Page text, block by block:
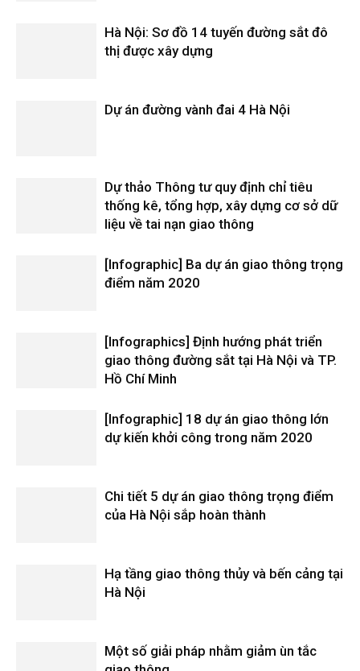
Hà Nội: Sơ đồ 14 tuyến đường sắt đô
thị được xây dựng
Dự án đường vành đai 4 Hà Nội
Dự thảo Thông tư quy định chỉ tiêu
thống kê, tổng hợp, xây dựng cơ sở dữ
liệu về tai nạn giao thông
[Infographic] Ba dự án giao thông trọng
điểm năm 2020
[Infographics] Định hướng phát triển
giao thông đường sắt tại Hà Nội và TP.
Hồ Chí Minh
[Infographic] 18 dự án giao thông lớn
dự kiến khởi công trong năm 2020
Chi tiết 5 dự án giao thông trọng điểm
của Hà Nội sắp hoàn thành
Hạ tầng giao thông thủy và bến cảng tại
Hà Nội
Một số giải pháp nhằm giảm ùn tắc